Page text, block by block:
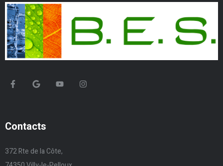
Contacts
372 Rte de la Côte,